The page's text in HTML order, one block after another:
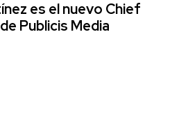
es el nuevo Chief
Publicis Media